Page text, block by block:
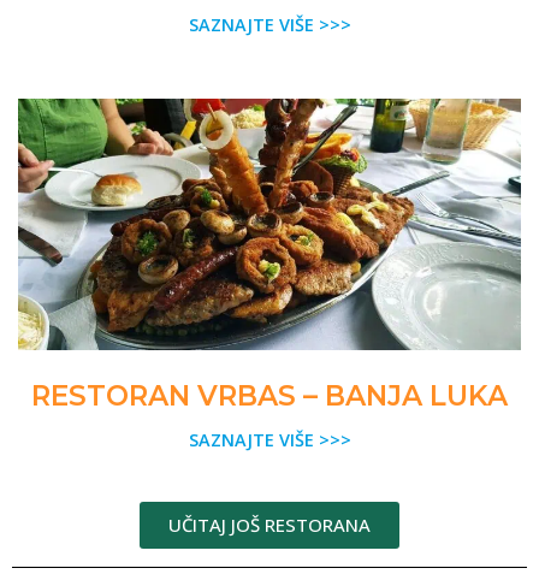
SAZNAJTE VIŠE >>>
RESTORAN VRBAS – BANJA LUKA
SAZNAJTE VIŠE >>>
UČITAJ JOŠ RESTORANA